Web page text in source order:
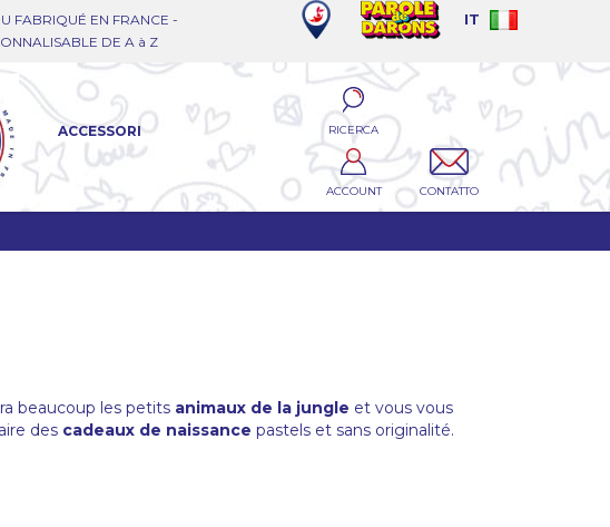
FABRIQUÉ EN FRANCE -
DE A à Z
IT
ACCESSORI RICERCA
ACCOUNT CONTATTO
beaucoup les petits animaux de la jungle et vous vous
des cadeaux de naissance pastels et sans originalité.